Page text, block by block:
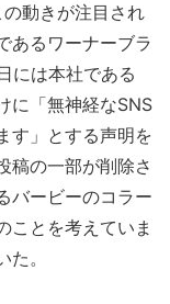
動きが注目され
あるワーナーブラ
には本社である
に「無神経なSNS
す」とする声明を
稿の一部が削除さ
バービーのコラー
ことを考えていま
。